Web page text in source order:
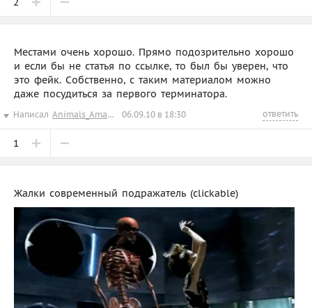
Местами очень хорошо. Прямо подозрительно хорошо
и если бы не статья по ссылке, то был бы уверен, что
это фейк. Собственно, с таким материалом можно
даже посудиться за первого терминатора.
Написал Animals_Amateur 06.09.10 в 18:30 ответить
1
Жалки современный подражатель (clickable)